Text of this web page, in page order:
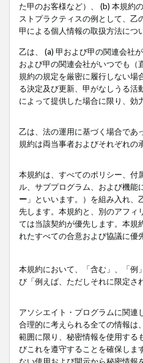
た甲のお客様など）、 (b) 本規約
ストプラクティスの例として、乙
甲による個人情報の取扱方法につ
乙は、 (a) 甲および甲の関連会社
および甲の関連会社がいつでも（
規約の規定を厳密に履行しない場
る決定及び更新、甲がなしうる活
によって提供した場合に限り、効
乙は、法の運用に基づく場合であ
規約は両当事者およびそれぞれの
本規約は、すべてのポリシー、付
ル、サブプログラム、および機能
ー 」といいます。）を組み入れ
先します。本規約と、別のアフィ
ては当該契約が優先します。本規
れたすべての合意および協議に優
本規約において、「含む」、「例
び「例えば、ただしそれに限定さ
アソシエイト・プログラムに関連
合理的に考えられる全ての情報は
範囲に限り、秘密情報を使用する
びこれを遵守することを確保しま